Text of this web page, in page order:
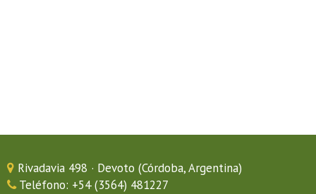
Rivadavia 498 · Devoto (Córdoba, Argentina)
Teléfono: +54 (3564) 481227